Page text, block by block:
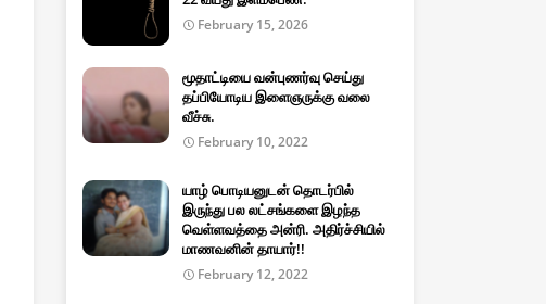
February 15, 2026
மூதாட்டியை வன்புணர்வு செய்து
தப்பியோடிய இளைஞருக்கு வலை
வீச்சு.
February 10, 2022
யாழ் பொடியனுடன் தொடர்பில்
இருந்து பல லட்சங்களை இழந்த
வெள்ளவத்தை அன்ரி. அதிர்ச்சியில்
மாணவனின் தாயார்!!
February 12, 2022